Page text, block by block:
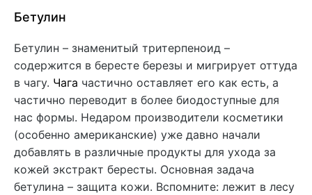
Бетулин
Бетулин – знаменитый тритерпеноид –
содержится в бересте березы и мигрирует оттуда
в чагу. Чага частично оставляет его как есть, а
частично переводит в более биодоступные для
нас формы. Недаром производители косметики
(особенно американские) уже давно начали
добавлять в различные продукты для ухода за
кожей экстракт бересты. Основная задача
бетулина – защита кожи. Вспомните: лежит в лесу